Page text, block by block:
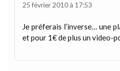
25 février 2010 à 17:53
Je préferais l’inverse… une
et pour 1€ de plus un video-